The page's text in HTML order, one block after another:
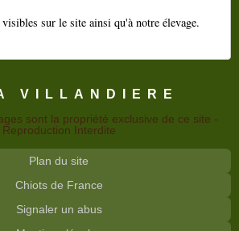
sur le site ainsi qu'à notre élevage.
VILLANDIERE
sont la propriété exclusive de ce site -
Reproduction Interdite
Plan du site
Chiots de France
Signaler un abus